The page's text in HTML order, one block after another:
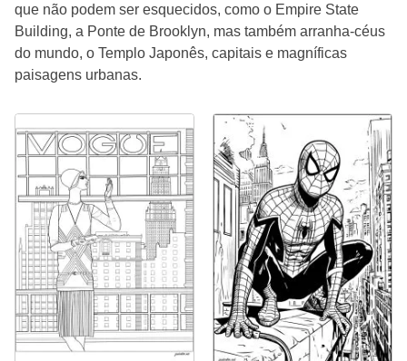
que não podem ser esquecidos, como o Empire State
Building, a Ponte de Brooklyn, mas também arranha-céus
do mundo, o Templo Japonês, capitais e magníficas
paisagens urbanas.